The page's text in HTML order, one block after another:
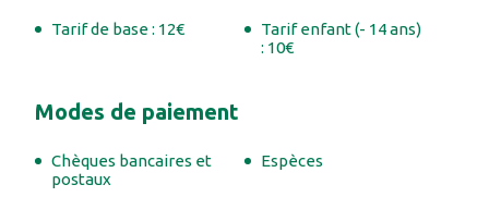
Tarif de base : 12€
Tarif enfant (- 14 ans)
: 10€
Modes de paiement
Chèques bancaires et
postaux
Espèces
# #
#